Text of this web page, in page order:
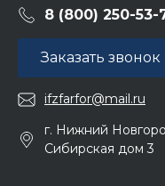
8 (800) 250-53-
Заказать звонок
ifzfarfor@mail.ru
г. Нижний
Сибирская дом 3